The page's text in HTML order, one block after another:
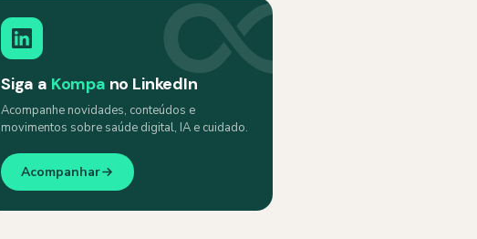
Siga a Kompa no LinkedIn
Acompanhe novidades, conteúdos e
movimentos sobre saúde digital, IA e cuidado.
Acompanhar